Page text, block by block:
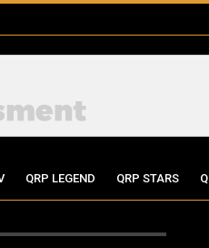
QRP LEGEND QRP STARS